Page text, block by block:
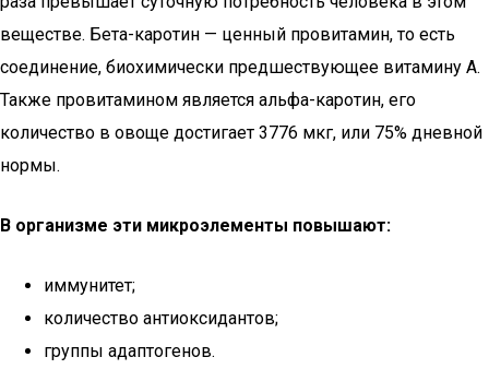
веществе. Бета-каротин — ценный провитамин, то есть
соединение, биохимически предшествующее витамину А.
Также провитамином является альфа-каротин, его
количество в овоще достигает 3776 мкг, или 75% дневной
нормы.
В организме эти микроэлементы повышают:
иммунитет;
количество антиоксидантов;
группы адаптогенов.